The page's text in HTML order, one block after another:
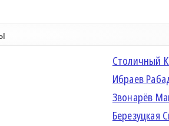
Столичный
Ибраев
Звонарёв
Березуцкая